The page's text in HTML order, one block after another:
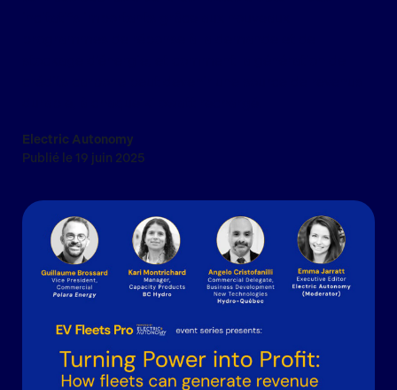
Electric Autonomy
Publié le 19 juin 2025